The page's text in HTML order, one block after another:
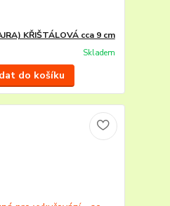
KŘIŠTÁLOVÁ cca 9 cm
Skladem
do košíku